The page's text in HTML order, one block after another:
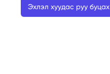
Эхлэл хуудас руу буцах